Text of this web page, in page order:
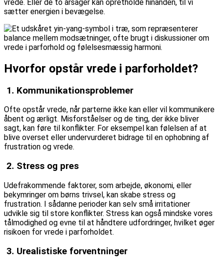
vrede. Eller de to årsager kan opretholde hinanden, til vi
sætter energien i bevægelse.
Hvorfor opstår vrede i parforholdet?
1. Kommunikationsproblemer
Ofte opstår vrede, når parterne ikke kan eller vil kommunikere
åbent og ærligt. Misforståelser og de ting, der ikke bliver
sagt, kan føre til konflikter. For eksempel kan følelsen af at
blive overset eller undervurderet bidrage til en ophobning af
frustration og vrede.
2. Stress og pres
Udefrakommende faktorer, som arbejde, økonomi, eller
bekymringer om børns trivsel, kan skabe stress og
frustration. I sådanne perioder kan selv små irritationer
udvikle sig til store konflikter. Stress kan også mindske vores
tålmodighed og evne til at håndtere udfordringer, hvilket øger
risikoen for vrede i parforholdet.
3. Urealistiske forventninger